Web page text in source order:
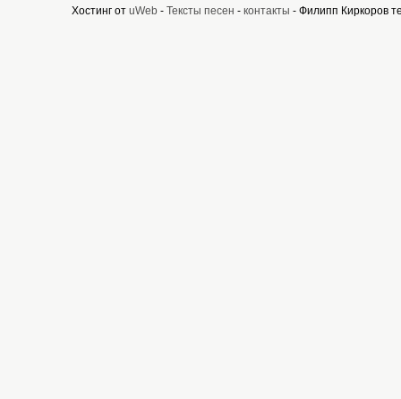
Хостинг от uWeb - Тексты песен - контакты - Филипп Киркоров